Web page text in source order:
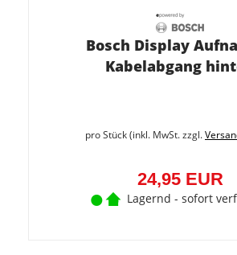
Bosch Display
Kabelabgang
pro Stück (inkl. MwSt. zzgl.
24,95 EUR
Lagernd - sofort